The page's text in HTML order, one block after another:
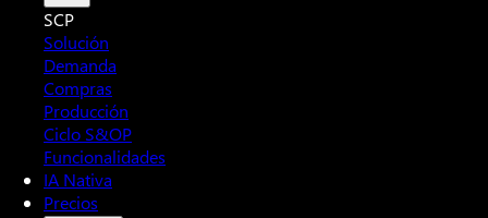
SCP
Solución
Demanda
Compras
Producción
Ciclo S&OP
Funcionalidades
IA Nativa
Precios